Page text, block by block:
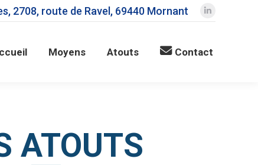
2708, route de Ravel, 69440 Mornant
opens
Moyens Atouts Contact
ATOUTS